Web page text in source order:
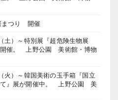
まつり 開催
土）～特別展『超危険生物展
開催。 上野公園 美術館・博物
火）～韓国美術の玉手箱『国立
て』展が開催中。 上野公園 美